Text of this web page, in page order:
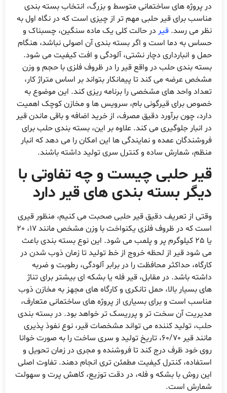
در پروژه های ساختمانی متوسط و بزرگ، انتخاب بسته بندی
مناسب برای قیر حلبی مهم تر از چیزی است که در نگاه اول به
نظر می رسد. قیر در حالت کلی یک ماده سنگین، چسبناک و
حساس به دما است و اگر بسته بندی آن اصولی نباشد، هنگام
حمل و انبارداری دچار نشتی، آلودگی و افت کیفیت می شود.
بسته بندی حلب در واقع قیر را در ظروف فلزی با حجم و وزن
مشخص عرضه می کند تا پیمانکار بتواند بر اساس متراژ کار،
تعداد واحد های مشخصی را برنامه ریزی کند. این موضوع به
خصوص برای قیرگونی بام، سرویس ها و مخازن کوچک اهمیت
دارد، چون برآورد دقیق مصرف، از خرید اضافه و باقی ماندن قیر
در انبار جلوگیری می کند. علاوه بر این، بسته بندی حلب برای
فروشندگان عمده و نمایندگی ها این امکان را می دهد که انبار
منظم، شمارش ساده و کنترل سری تولید داشته باشند.
قیر حلبی چیست و چه تفاوتی با
دیگر بسته بندی های قیر دارد
وقتی از تعریف دقیق قیر حلبی صحبت می کنیم، منظور قیری
است که در ظروف فلزی یکنواخت با وزن مشخص مانند 17، 20
یا 25 کیلوگرم پر و پلمب می شود. این نوع بسته بندی باعث
می شود قیر از لحظه خروج از خط تولید تا زمان ذوب شدن در
کارگاه، حداکثر محافظت را در برابر آلودگی، رطوبت و ضربه
داشته باشد. در مقابل، قیر فله یا بشکه ای بیشتر برای تناژ
های بسیار بالا، حمل تانکری و کارگاه های مجهز به مخازن ذوب
مناسب است و برای بسیاری از پروژه های ساختمانی متعارف،
مدیریت آن سخت تر و پرریسک تر خواهد بود. در بسته بندی
حلب، تولید کننده می تواند مشخصات قیر، نوع نفوذ پذیری
مانند قیر 60/70، تاریخ تولید و سری ساخت را به صورت خوانا
روی خود ظرف درج کند تا فروشنده و مجری در زمان تحویل و
استفاده، کنترل کیفیت مطمئن تری انجام دهند. تفاوت اصلی
این روش با بشکه و فله، در دقت توزیع، کاهش پرت و سهولت
شمارش است.